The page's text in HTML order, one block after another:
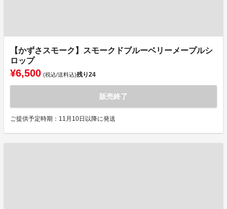
【かずさスモーク】スモークドブルーベリーメープルシ
ロップ
¥6,500 (税込/送料込)残り24
販売終了
ご提供予定時期：11月10日以降に発送